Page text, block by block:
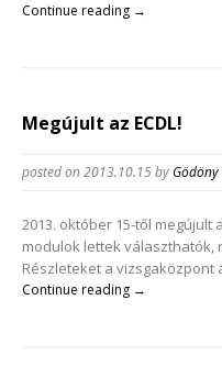
Continue reading →
Megújult az ECDL!
posted on 2013.10.15by
2013. október 15-től megújult
modulok lettek választhatók,
Részleteket a vizsgaközpont
Continue reading →